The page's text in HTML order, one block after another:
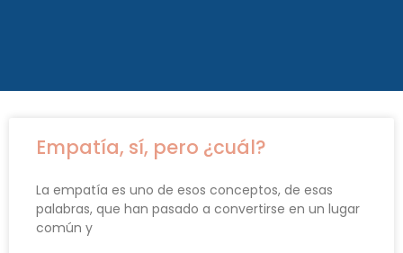
Empatía, sí, pero ¿cuál?
La empatía es uno de esos conceptos, de esas
palabras, que han pasado a convertirse en un lugar
común y